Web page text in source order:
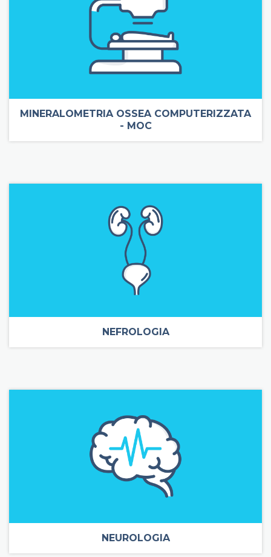
MINERALOMETRIA OSSEA COMPUTERIZZATA
- MOC
NEFROLOGIA
NEUROLOGIA